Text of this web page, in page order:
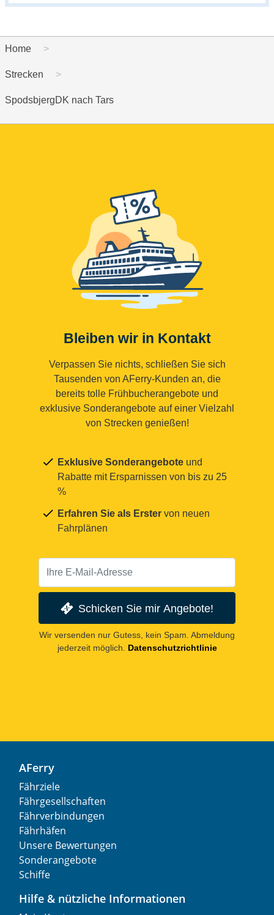
Home
Strecken
SpodsbjergDK nach Tars
Bleiben wir in Kontakt
Verpassen Sie nichts, schließen Sie sich
Tausenden von AFerry-Kunden an, die
bereits tolle Frühbucherangebote und
exklusive Sonderangebote auf einer Vielzahl
von Strecken genießen!
Exklusive Sonderangebote und
Rabatte mit Ersparnissen von bis zu 25
%
Erfahren Sie als Erster von neuen
Fahrplänen
Schicken Sie mir Angebote!
Wir versenden nur Gutess, kein Spam. Abmeldung
jederzeit möglich.
Datenschutzrichtlinie
AFerry
Fährziele
Fährgesellschaften
Fährverbindungen
Fährhäfen
Unsere Bewertungen
Sonderangebote
Schiffe
Hilfe & nützliche Informationen